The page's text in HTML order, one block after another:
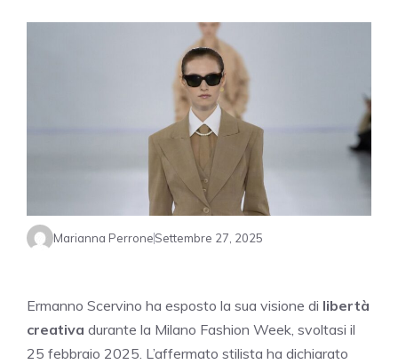
Marianna PerroneSettembre 27, 2025
Ermanno Scervino ha esposto la sua visione di libertà
creativa durante la Milano Fashion Week, svoltasi il
25 febbraio 2025. L’affermato stilista ha dichiarato